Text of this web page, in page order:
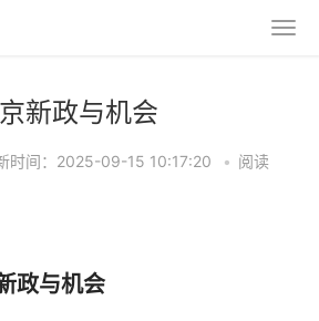
新政与机会
时间：2025-09-15 10:17:20 • 阅读
政与机会